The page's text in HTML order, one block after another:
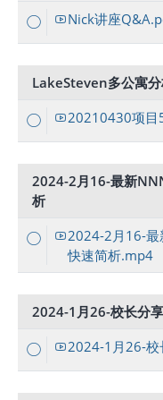
Nick讲座
LakeSteven多公寓
20210430项目
2024-2月16-最新
析
2024-2月16-最
快速简析.mp4
2024-1月26-校长分
2024-1月26-校